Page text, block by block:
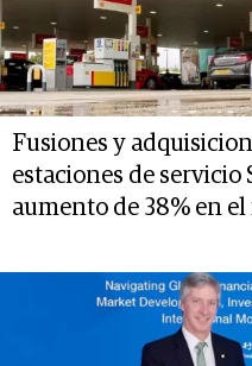
Fusiones y
estaciones de
aumento de 38% en